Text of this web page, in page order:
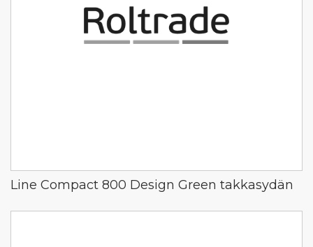
Line Compact 800 Design Green takkasydän